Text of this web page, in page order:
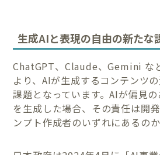
生成AIと表現の自由の新たな
ChatGPT、Claude、Gemini な
より、AIが生成するコンテンツ
課題となっています。AIが偏見
を生成した場合、その責任は開
ンプト作成者のいずれにあるのか